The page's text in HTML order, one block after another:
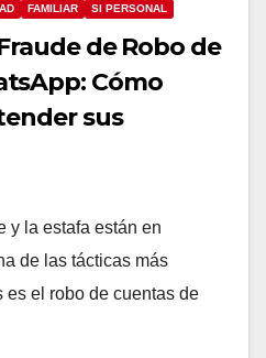
FAMILIAR SI PERSONAL
de Robo de
Cómo
sus
y la estafa están en
de las tácticas más
es el robo de cuentas de